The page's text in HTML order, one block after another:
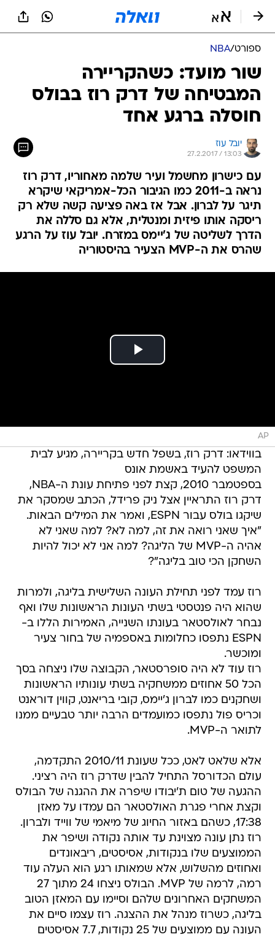
ספורט/
NBA
שור מועד: כשהקריירה
המבטיחה של דרק רוז בבולס
חוסלה ברגע אחד
יובל עוז
27.2.2017 / 13:03
עם כישרון מחשמל ועיר שלמה מאחוריו, דרק רוז
נראה ב-2011 כמו הגיבור הכל-אמריקאי שיקרא
תיגר על לברון. אבל אז באה פציעה קשה שלא רק
ריסקה אותו פיזית ומנטלית, אלא גם סללה את
הדרך לשליטה של ג'יימס במזרח. יובל עוז על הרגע
שהרס את ה-MVP הצעיר בהיסטוריה
AP
בווידאו: דרק רוז, בשפל חדש בקריירה, מגיע לבית
המשפט להעיד באשמת אונס
בספטמבר 2010, קצת לפני פתיחת עונת ה-NBA,
דרק רוז התראיין אצל ניק פרידל, הכתב שמסקר את
שיקגו בולס עבור ESPN, ואמר את המילים הבאות.
"איך שאני רואה את זה, למה לא? למה שאני לא
אהיה ה-MVP של הליגה? למה אני לא יכול להיות
השחקן הכי טוב בליגה"?
רוז עמד לפני תחילת העונה השלישית בליגה, ולמרות
שהוא היה פנטסטי בשתי העונות הראשונות שלו ואף
נבחר לאולסטאר בעונתו השנייה, האמירות הללו ב-
ESPN נתפסו כחלומות באספמיה של בחור צעיר
ומוכשר.
רוז עוד לא היה סופרסטאר, הקבוצה שלו ניצחה בסך
הכל 50 אחוזים ממשחקיה בשתי עונותיו הראשונות
ושחקנים כמו לברון ג'יימס, קובי בריאנט, קווין דוראנט
וכריס פול נתפסו כמועמדים הרבה יותר טבעיים ממנו
לתואר ה-MVP.
אלא שלאט לאט, ככל שעונת 2010/11 התקדמה,
עולם הכדורסל התחיל להבין שדרק רוז היה רציני.
ההגעה של טום ת'יבודו שיפרה את ההגנה של הבולס
וקצת אחרי פגרת האולסטאר הם עמדו על מאזן
17:38, כשהם באזור החיוג של מיאמי של ווייד ולברון.
רוז נתן עונה מצוינת עד אותה נקודה ושיפר את
הממוצעים שלו בנקודות, אסיסטים, ריבאונדים
ואחוזים מהשלוש, אלא שמאותו רגע הוא העלה עוד
רמה, לרמה של MVP. הבולס ניצחו 24 מתוך 27
המשחקים האחרונים שלהם וסיימו עם המאזן הטוב
בליגה, כשרוז מנהל את ההצגה. רוז עצמו סיים את
העונה עם ממוצעים של 25 נקודות, 7.7 אסיסטים